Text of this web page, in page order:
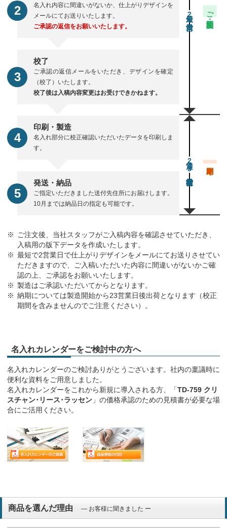
名入れ内容に間違いがないか、仕上がりデザインを
メールにてお送りいたします。
ご承認の返信をお願いいたします。
校了
ご承認の返信メールをいただき、デザインを確定
（校了）いたします。
校了後は入稿内容変更はお受けできかねます。
2 ご注文・校正期間
印刷・製造
名入れ部分に校正確認いただいたデータを印刷しま
す。
発送・納品
ご指定いただきました送付先住所にお届けします。
10月までは納品日の指定も可能です。
通常23営業日後出荷
ご注文後、当社スタッフがご入稿内容を確認させていただき、
入稿用の版下データを作成いたします。
最短で2営業日で仕上がりデザインをメールにてお送りさせてい
ただきますので、ご入稿いただいた内容に間違いがないかご確
認の上、ご承認をお願いいたします。
製造はご承認いただいてからとなります。
納期については製造開始から23営業日後出荷となります（校正
期間を含みませんのでご注意ください）。
名入れカレンダーをご検討中の方へ
名入れカレンダーのご検討ありがとうございます。社内の稟議時に
便利な資料をご用意しました。
名入れカレンダーをこれから新規に導入される方、「TD-759 クリ
スチャン･リース･ラッセン 」の価格承認のための見積書が必要な場
合にご活用ください。
商品を選んだ理由 ― お客様に聞きました ー